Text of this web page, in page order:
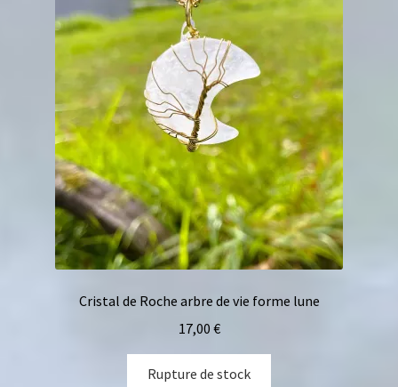
Cristal de Roche arbre de vie forme lune
17,00 €
Rupture de stock